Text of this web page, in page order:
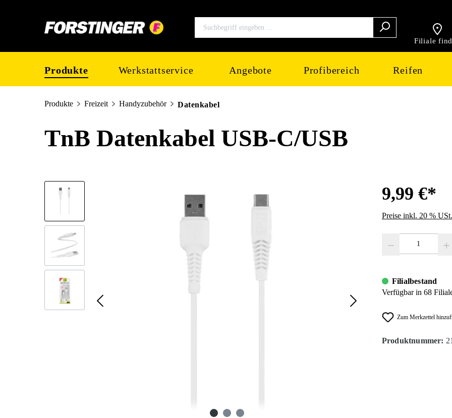
Filiale
Produkte Werkstattservice Angebote Profibereich Reifen
Produkte Freizeit Handyzubehör Datenkabel
TnB Datenkabel USB-C/USB
Bildergalerie überspringen 9,99 €*
Preise inkl. 20 %
Filialbestand
Verfügbar in 68
Zum Merkzettel
Produktnummer: